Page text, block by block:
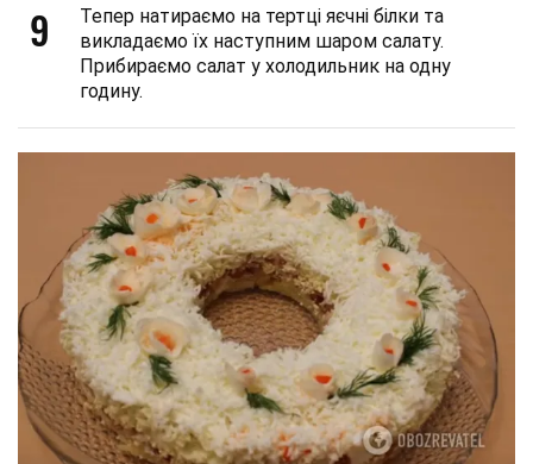
9
Тепер натираємо на тертці яєчні білки та
викладаємо їх наступним шаром салату.
Прибираємо салат у холодильник на одну
годину.